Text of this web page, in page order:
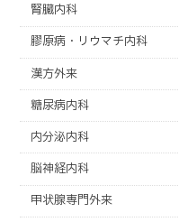
腎臓内科
膠原病・リウマチ内科
漢方外来
糖尿病内科
内分泌内科
脳神経内科
甲状腺専門外来